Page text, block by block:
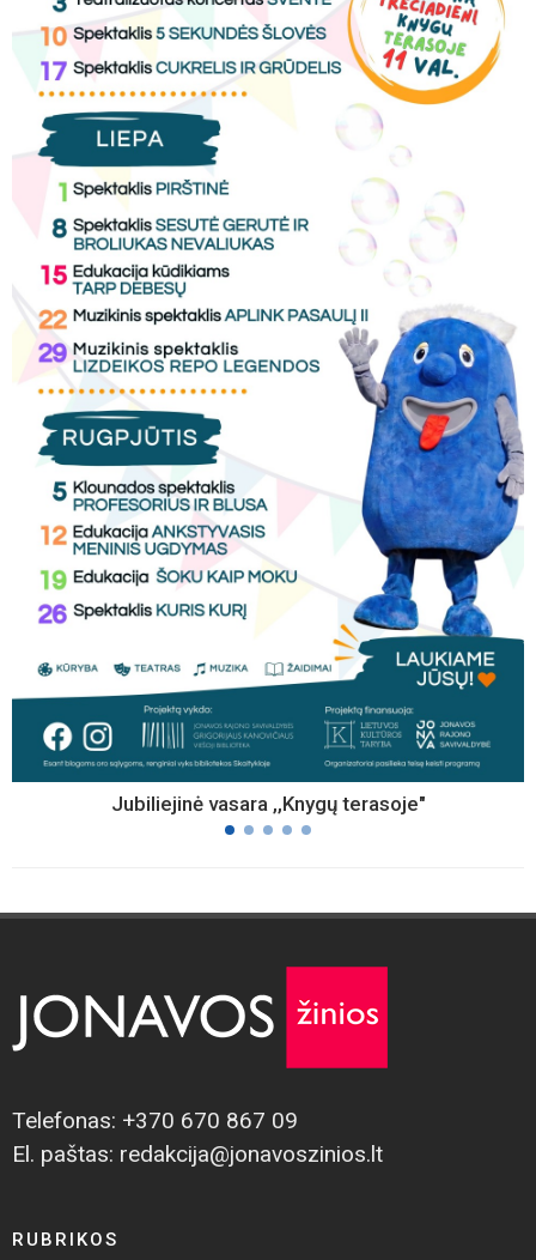
Jubiliejinė vasara ,,Knygų terasoje"
Telefonas: +370 670 867 09
El. paštas: redakcija@jonavoszinios.lt
RUBRIKOS